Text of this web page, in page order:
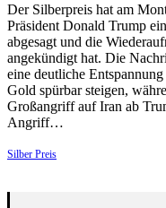
Der Silberpreis hat am
Präsident Donald Trump
abgesagt und die
angekündigt hat. Die
eine deutliche
Gold spürbar steigen,
Großangriff auf Iran ab
Angriff…
Silber Preis